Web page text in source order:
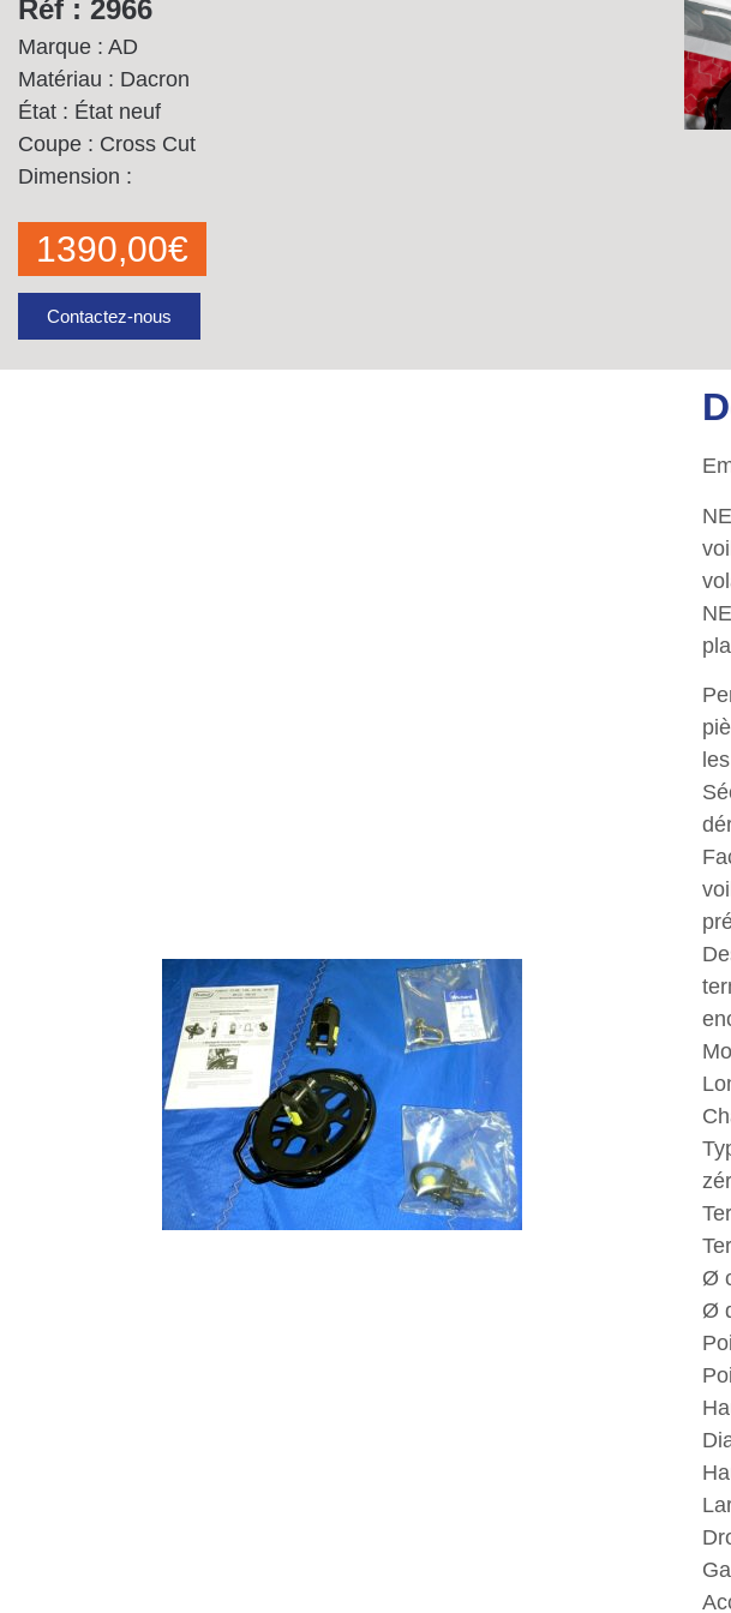
Réf : 2966
Marque : AD
Matériau : Dacron
État : État neuf
Coupe : Cross Cut
Dimension :
1390,00€
Contactez-nous
Ø
Ø